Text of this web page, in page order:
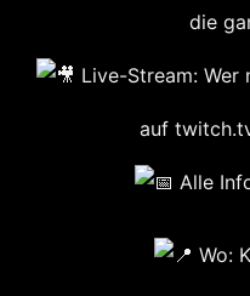
die
Live-Stream: Wer
auf
Alle
Wo: